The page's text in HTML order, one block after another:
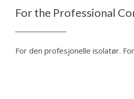
For the Professional
For den profesjonelle isolatør.